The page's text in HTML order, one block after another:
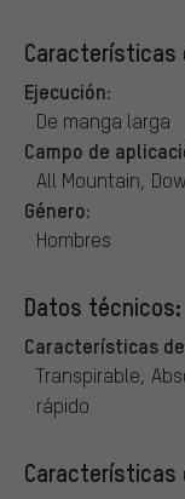
Características
Ejecución:
De manga larga
Campo de
All Mountain,
Género:
Hombres
Datos técnicos:
Características
Transpirable,
rápido
Características